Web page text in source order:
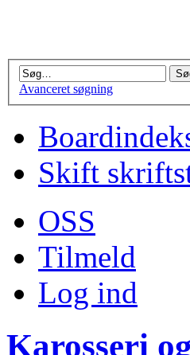
Avanceret søgning
Skift
OSS
Tilmeld
Log ind
Karosseri